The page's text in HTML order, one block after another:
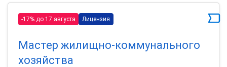
-17% до 17 августа Лицензия
Мастер жилищно-коммунального
хозяйства